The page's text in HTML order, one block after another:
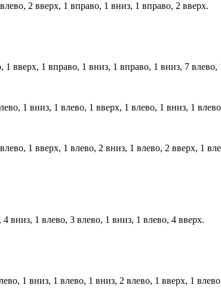
2 вверх, 1 вправо, 1 вниз, 1 вправо, 2 вверх.
вверх, 1 вправо, 1 вниз, 1 вправо, 1 вниз, 7 влево,
1 вниз, 1 влево, 1 вверх, 1 влево, 1 вниз, 1
1 вверх, 1 влево, 2 вниз, 1 влево, 2 вверх, 1
вниз, 1 влево, 3 влево, 1 вниз, 1 влево, 4 вверх.
1 вниз, 1 влево, 1 вниз, 2 влево, 1 вверх, 1